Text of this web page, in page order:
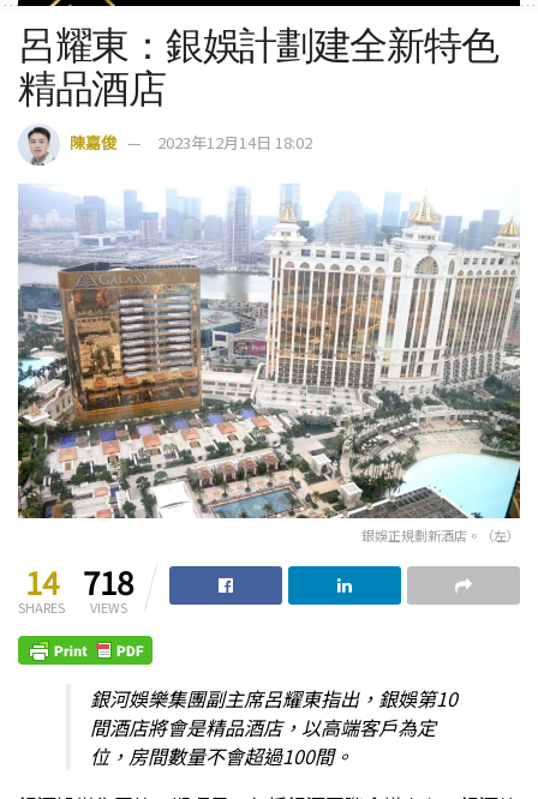
呂耀東：銀娛計劃建全新特色
精品酒店
陳嘉俊 2023年12月14日 18:02
銀娛正規劃新酒店。（左）
14
SHARES
718
VIEWS
銀河娛樂集團副主席呂耀東指出，銀娛第10
間酒店將會是精品酒店，以高端客戶為定
位，房間數量不會超過100間。